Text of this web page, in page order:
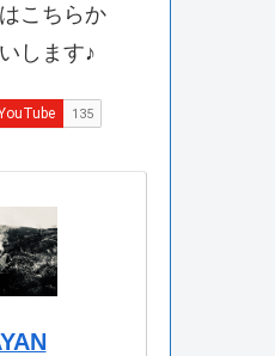
こちらか
します♪